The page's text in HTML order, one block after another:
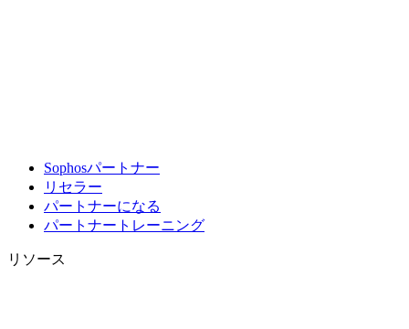
Sophosパートナー
リセラー
パートナーになる
パートナートレーニング
リソース